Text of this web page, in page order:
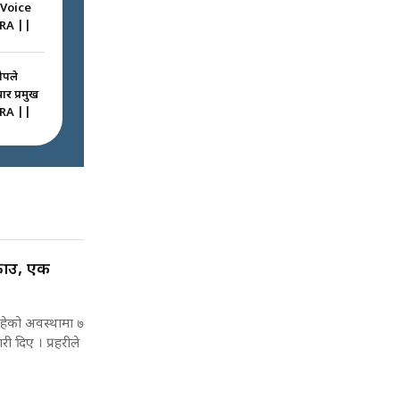
||
प्रमुख
||
कमाउने
एक
अवस्थामा ७
दिए । प्रहरीले